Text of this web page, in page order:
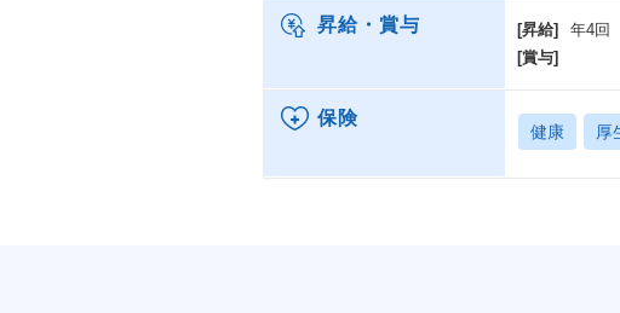
昇給・賞与 [昇給]
年4回
[賞与]
保険
健康 厚